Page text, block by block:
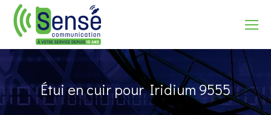
Recherche
Étui en cuir pour Iridium 9555